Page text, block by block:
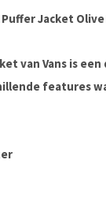
Puffer Jacket
van Vans is
features